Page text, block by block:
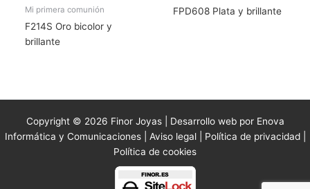
Mi primera comunión
F214S Oro bicolor y
brillante
FPD608 Plata y brillante
Copyright © 2026 Finor Joyas | Desarrollo web por Enova
Informática y Comunicaciones | Aviso legal| Política de privacidad|
Política de cookies